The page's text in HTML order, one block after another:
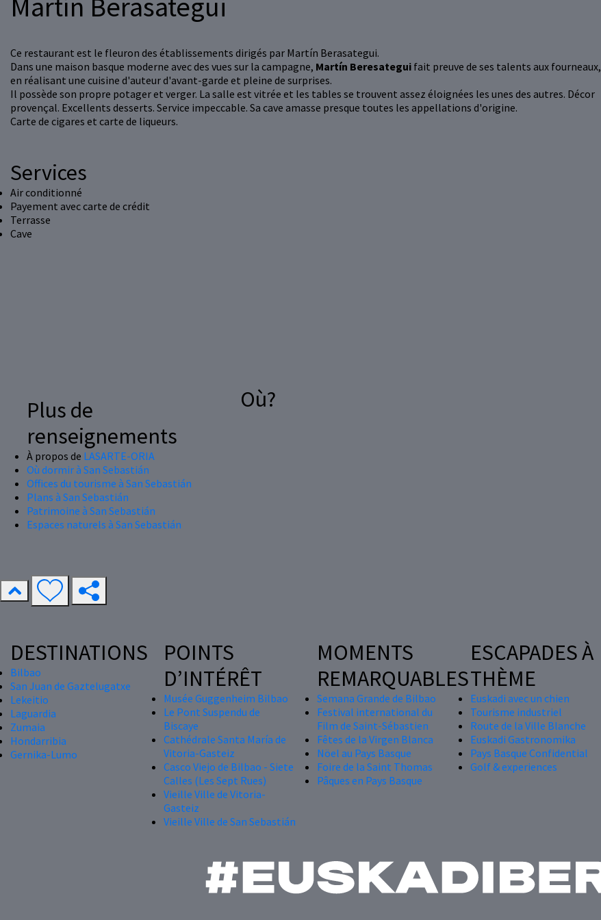
Martín Berasategui
Ce restaurant est le fleuron des établissements dirigés par Martín Berasategui.
Dans une maison basque moderne avec des vues sur la campagne, Martín Beresategui fait preuve de ses talents aux fourneaux,
en réalisant une cuisine d'auteur d'avant-garde et pleine de surprises.
Il possède son propre potager et verger. La salle est vitrée et les tables se trouvent assez éloignées les unes des autres. Décor
provençal. Excellents desserts. Service impeccable. Sa cave amasse presque toutes les appellations d'origine.
Carte de cigares et carte de liqueurs.
Services
Air conditionné
Payement avec carte de crédit
Terrasse
Cave
Plus de
renseignements
À propos de LASARTE-ORIA
Où dormir à San Sebastián
Offices du tourisme à San Sebastián
Plans à San Sebastián
Patrimoine à San Sebastián
Espaces naturels à San Sebastián
Où?
DESTINATIONS
Bilbao
San Juan de Gaztelugatxe
Lekeitio
Laguardia
Zumaia
Hondarribia
Gernika-Lumo
POINTS
D’INTÉRÊT
Musée Guggenheim Bilbao
Le Pont Suspendu de
Biscaye
Cathédrale Santa María de
Vitoria-Gasteiz
Casco Viejo de Bilbao - Siete
Calles (Les Sept Rues)
Vieille Ville de Vitoria-
Gasteiz
Vieille Ville de San Sebastián
MOMENTS
REMARQUABLES
Semana Grande de Bilbao
Festival international du
Film de Saint-Sébastien
Fêtes de la Virgen Blanca
Nöel au Pays Basque
Foire de la Saint Thomas
Pâques en Pays Basque
ESCAPADES À
THÈME
Euskadi avec un chien
Tourisme industriel
Route de la Ville Blanche
Euskadi Gastronomika
Pays Basque Confidential
Golf & experiences